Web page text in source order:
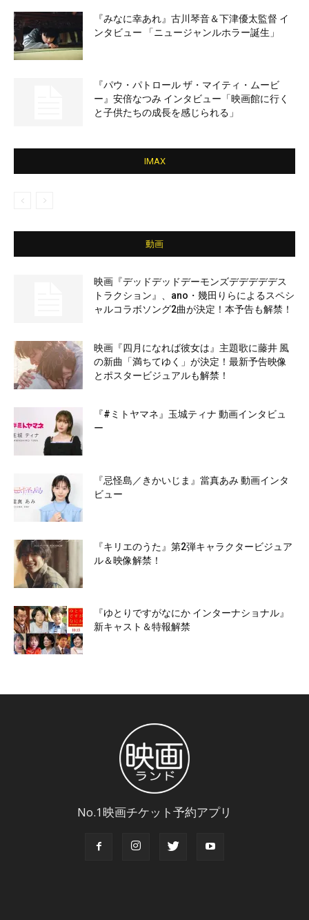
『みなに幸あれ』古川琴音＆下津優太監督 イ
ンタビュー 「ニュージャンルホラー誕生」
『パウ・パトロール ザ・マイティ・ムービ
ー』安倍なつみ インタビュー「映画館に行く
と子供たちの成長を感じられる」
IMAX
動画
映画『デッドデッドデーモンズデデデデデス
トラクション』、ano・幾田りらによるスペシ
ャルコラボソング2曲が決定！本予告も解禁！
映画『四月になれば彼女は』主題歌に藤井 風
の新曲「満ちてゆく」が決定！最新予告映像
とポスタービジュアルも解禁！
『#ミトヤマネ』玉城ティナ 動画インタビュ
ー
『忌怪島／きかいじま』當真あみ 動画インタ
ビュー
『キリエのうた』第2弾キャラクタービジュア
ル＆映像解禁！
『ゆとりですがなにか インターナショナル』
新キャスト＆特報解禁
No.1映画チケット予約アプリ